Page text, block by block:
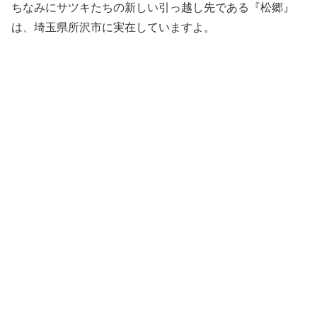
ちなみにサツキたちの新しい引っ越し先である『松郷』
は、埼玉県所沢市に実在していますよ。